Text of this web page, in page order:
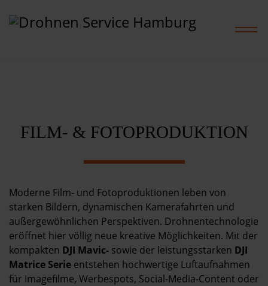
Leistungen
Preise
Shop
Kontakt
FILM- & FOTOPRODUKTION
Moderne Film- und Fotoproduktionen leben von
starken Bildern, dynamischen Kamerafahrten und
außergewöhnlichen Perspektiven. Drohnentechnologie
eröffnet hier völlig neue kreative Möglichkeiten. Mit der
kompakten DJI Mavic- sowie der leistungsstarken DJI
Matrice Serie entstehen hochwertige Luftaufnahmen
für Imagefilme, Werbespots, Social-Media-Content oder